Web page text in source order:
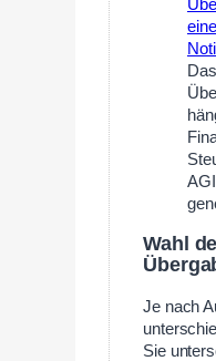
Wahl
Je nach
Sie